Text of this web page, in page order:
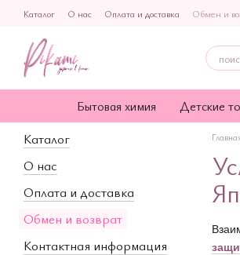
Перейти к основному контенту
Каталог О нас Оплата и доставка Обмен и
Бытовая химия Детские
Каталог
О нас
Оплата и доставка
Обмен и возврат
Контактная информация